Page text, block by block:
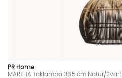
PR Home
MARTHA Taklampa 38,5 cm Natur/Svart